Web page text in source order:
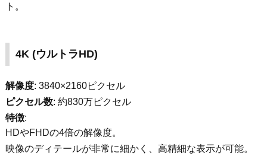
ト。
4K (ウルトラHD)
解像度: 3840×2160ピクセル
ピクセル数: 約830万ピクセル
特徴:
HDやFHDの4倍の解像度。
映像のディテールが非常に細かく、高精細な表示が可能。